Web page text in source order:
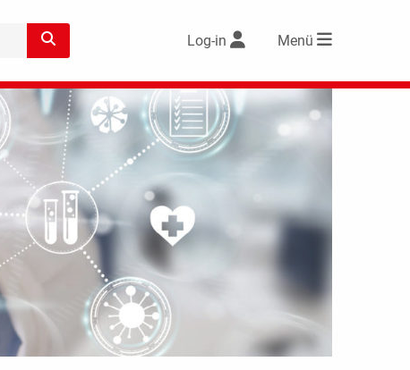
Log-in Menü